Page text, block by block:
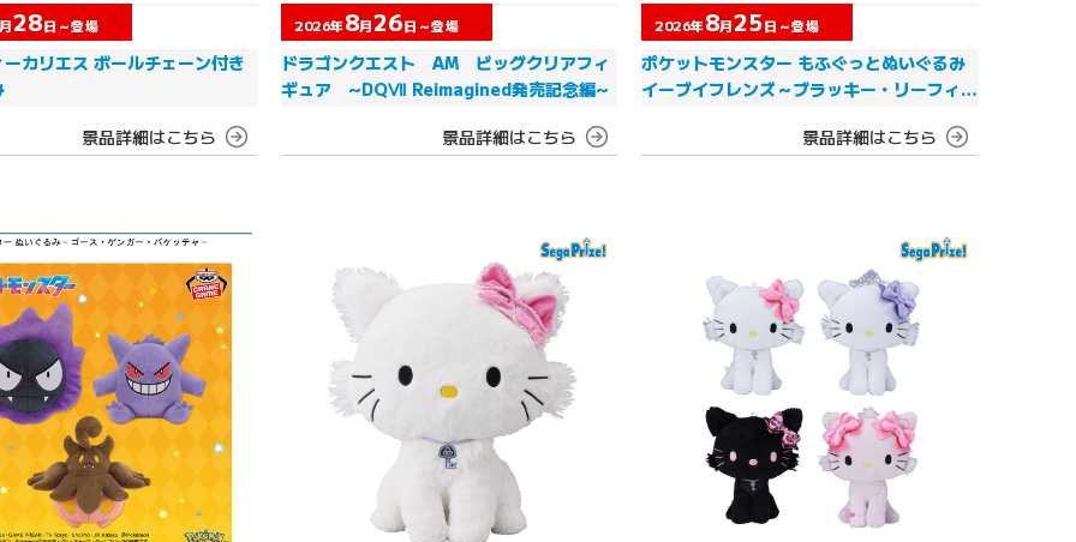
カリエス ボールチェーン付き
月28日～登場
ドラゴンクエスト AM ビッグクリアフィ
ギュア ~DQⅦ Reimagined発売記念編~
2026年8月26日～登場
ポケットモンスター もふぐっとぬいぐるみ
イーブイフレンズ～ブラッキー・リーフィア
2026年8月25日～登場